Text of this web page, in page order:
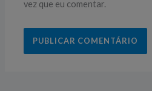
vez que eu comentar.